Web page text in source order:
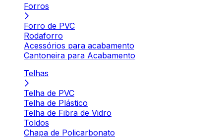
Forros
Forro de PVC
Rodaforro
Acessórios para acabamento
Cantoneira para Acabamento
Telhas
Telha de PVC
Telha de Plástico
Telha de Fibra de Vidro
Toldos
Chapa de Policarbonato